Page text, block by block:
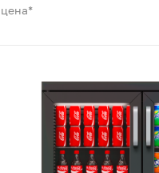
цена*